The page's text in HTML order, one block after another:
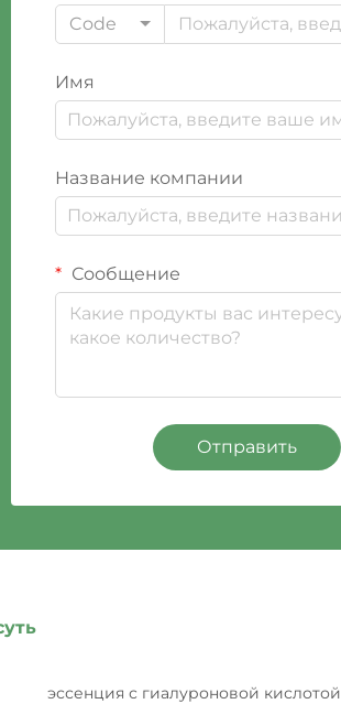
Code
Имя
Название компании
Сообщение
Отправить
эссенция с гиалуроновой кислотой